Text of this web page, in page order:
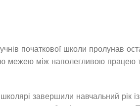
учнів початкової школи пролунав
межею між наполегливою працею
завершили навчальний рік